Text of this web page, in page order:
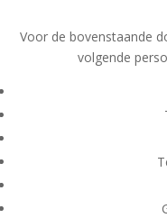
Voor de bovenstaande
volgende